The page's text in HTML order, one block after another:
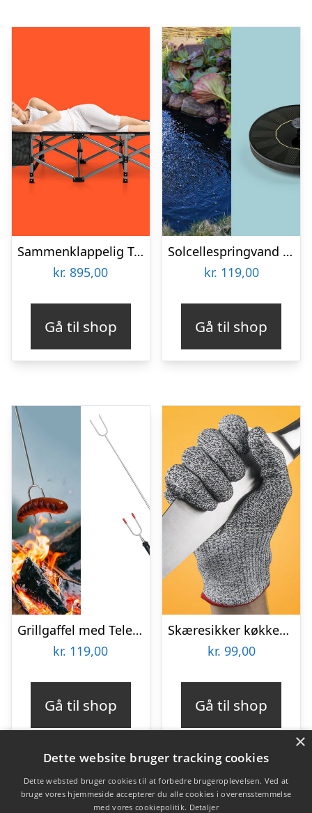
Sammenklappelig Teltseng – Outlust
kr. 895,00
Gå til shop
Solcellespringvand – Spralla
kr. 119,00
Gå til shop
Grillgaffel med Teleskopskaft 2-pak – Outlust
kr. 119,00
Gå til shop
Skæresikker køkkenhandske
kr. 99,00
Gå til shop
Varekategorier
×
Dette website bruger tracking cookies
Dette websted bruger cookies til at forbedre brugeroplevelsen. Ved at
bruge vores hjemmeside accepterer du alle cookies i overensstemmelse
med vores cookiepolitik. Detaljer